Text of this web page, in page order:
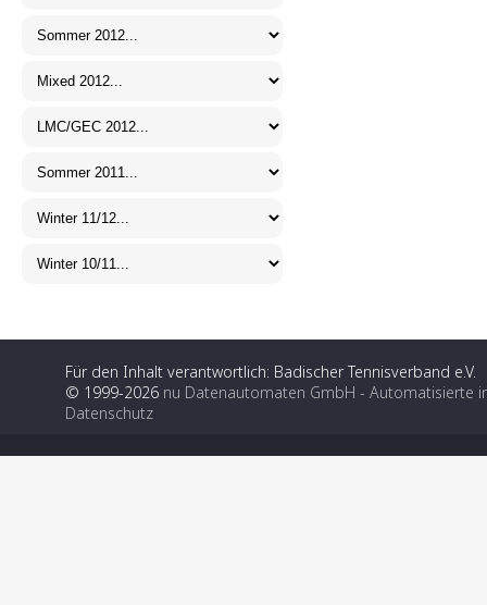
Für den Inhalt verantwortlich: Badischer Tennisverband e.V.
© 1999-2026 nu Datenautomaten GmbH - Automatisierte
Datenschutz